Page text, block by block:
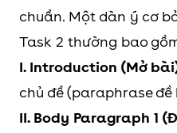
chuẩn. Một dàn ý cơ
Task 2 thường bao
I. Introduction (Mở
chủ đề (paraphrase
II. Body Paragraph 1